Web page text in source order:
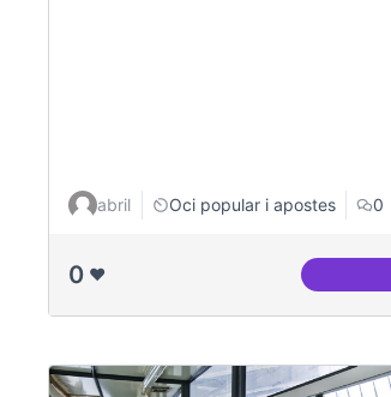
abril Oci popular i apostes 0
0 ❤️